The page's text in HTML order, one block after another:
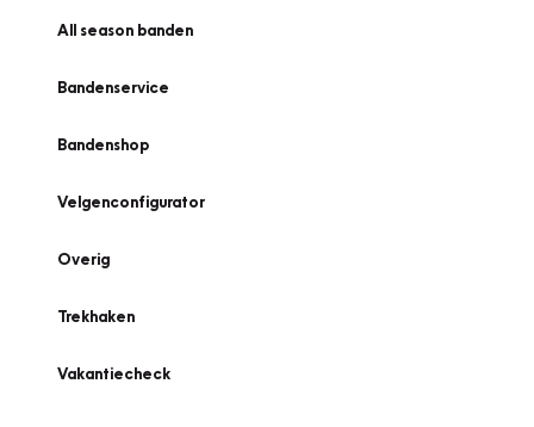
All season banden
Bandenservice
Bandenshop
Velgenconfigurator
Overig
Trekhaken
Vakantiecheck